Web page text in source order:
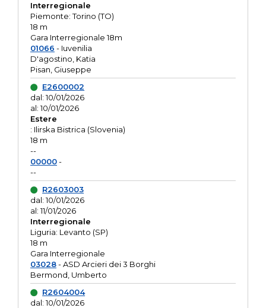
Interregionale
Piemonte: Torino (TO)
18 m
Gara Interregionale 18m
01066 - Iuvenilia
D'agostino, Katia
Pisan, Giuseppe
E2600002
dal: 10/01/2026
al: 10/01/2026
Estere
: Ilirska Bistrica (Slovenia)
18 m
--
00000-
--
R2603003
dal: 10/01/2026
al: 11/01/2026
Interregionale
Liguria: Levanto (SP)
18 m
Gara Interregionale
03028- ASD Arcieri dei 3 Borghi
Bermond, Umberto
R2604004
dal: 10/01/2026